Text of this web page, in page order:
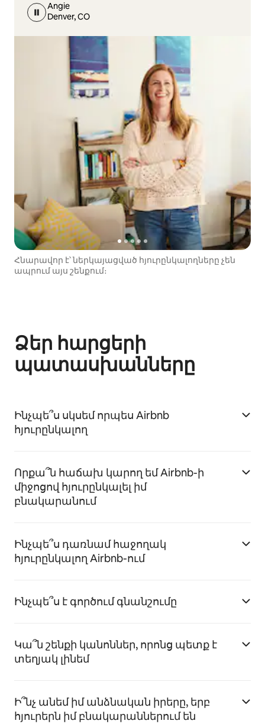
Angie
Denver, CO
Հնարավոր է՝ ներկայացված հյուրընկալողները չեն
ապրում այս շենքում։
Ձեր հարցերի
պատասխանները
Ինչպե՞ս սկսեմ որպես Airbnb
հյուրընկալող
Որքա՞ն հաճախ կարող եմ Airbnb-ի
միջոցով հյուրընկալել իմ
բնակարանում
Ինչպե՞ս դառնամ հաջողակ
հյուրընկալող Airbnb-ում
Ինչպե՞ս է գործում գնանշումը
Կա՞ն շենքի կանոններ, որոնց պետք է
տեղյակ լինեմ
Ի՞նչ անեմ իմ անձնական իրերը, երբ
հյուրերն իմ բնակարաններում են